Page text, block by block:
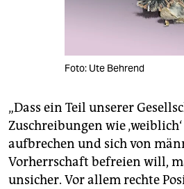
Foto: Ute Behrend
„Dass ein Teil unserer
Zuschreibungen wie
aufbrechen und sich von
Vorherrschaft befreien will,
unsicher. Vor allem rechte